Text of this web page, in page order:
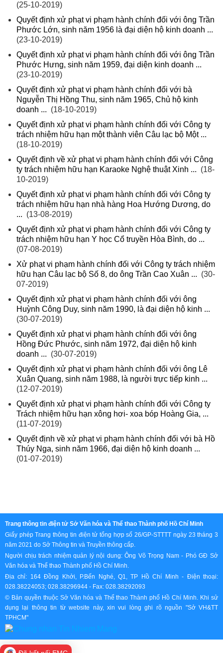
(25-10-2019)
Quyết định xử phạt vi phạm hành chính đối với ông Trần
Phước Lớn, sinh năm 1956 là đại diện hộ kinh doanh ...
(23-10-2019)
Quyết định xử phạt vi phạm hành chính đối với ông Trần
Phước Hưng, sinh năm 1959, đại diện kinh doanh ...
(23-10-2019)
Quyết định xử phạt vi phạm hành chính đối với bà
Nguyễn Thị Hồng Thu, sinh năm 1965, Chủ hộ kinh
doanh ... (18-10-2019)
Quyết định xử phạt vi phạm hành chính đối với Công ty
trách nhiệm hữu hạn một thành viên Câu lạc bộ Một ...
(18-10-2019)
Quyết định về xử phạt vi phạm hành chính đối với Công
ty trách nhiệm hữu hạn Karaoke Nghệ thuật Xinh ... (18-
10-2019)
Quyết định xử phạt vi phạm hành chính đối với Công ty
trách nhiệm hữu hạn nhà hàng Hoa Hướng Dương, do
... (13-08-2019)
Quyết định xử phạt vi phạm hành chính đối với Công ty
trách nhiệm hữu hạn Y học Cổ truyền Hòa Bình, do ...
(07-08-2019)
Xử phạt vi phạm hành chính đối với Công ty trách nhiệm
hữu hạn Câu lạc bộ Số 8, do ông Trần Cao Xuân ... (30-
07-2019)
Quyết định xử phạt vi phạm hành chính đối với ông
Huỳnh Công Duy, sinh năm 1990, là đại diện hộ kinh ...
(30-07-2019)
Quyết định xử phạt vi phạm hành chính đối với ông
Hồng Đức Phước, sinh năm 1972, đại diện hộ kinh
doanh ... (30-07-2019)
Quyết định xử phạt vi phạm hành chính đối với ông Lê
Xuân Quang, sinh năm 1988, là người trực tiếp kinh ...
(12-07-2019)
Quyết định xử phạt vi phạm hành chính đối với Công ty
Trách nhiệm hữu hạn xông hơi- xoa bóp Hoàng Gia, ...
(11-07-2019)
Quyết định về xử phạt vi phạm hành chính đối với bà Hồ
Thúy Nga, sinh năm 1966, đại diện hộ kinh doanh ...
(01-07-2019)
Trang thông tin điện tử Sở Văn hóa và Thể thao Thành phố Hồ Chí Minh
Giấy phép Trang thông tin điện tử tổng hợp số 26/GP-STTTT ngày 23 tháng 3
năm 2021 do Sở Thông tin và Truyền thông cấp.
Người chịu trách nhiệm quản lý nội dung: Ông Võ Trọng Nam - Phó GĐ Sở
Văn hóa và Thể thao Thành phố Hồ Chí Minh.
Địa chỉ: 164 Đồng Khởi, P.Bến Nghé, Q1, TP Hồ Chí Minh - Điện thoại:
028.38224053; 028.38296944 - Fax: 028.38292093
© Bản quyền thuộc Sở Văn hóa và Thể thao Thành phố Hồ Chí Minh. Khi sử
dụng lại thông tin từ website này, xin vui lòng ghi rõ nguồn "Sở VH&TT
TPHCM"